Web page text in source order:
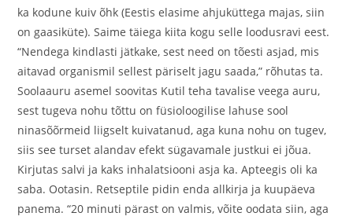
ka kodune kuiv õhk (Eestis elasime ahjuküttega majas, siin
on gaasiküte). Saime täiega kiita kogu selle loodusravi eest.
“Nendega kindlasti jätkake, sest need on tõesti asjad, mis
aitavad organismil sellest päriselt jagu saada,” rõhutas ta.
Soolaauru asemel soovitas Kutil teha tavalise veega auru,
sest tugeva nohu tõttu on füsioloogilise lahuse sool
ninasõõrmeid liigselt kuivatanud, aga kuna nohu on tugev,
siis see turset alandav efekt sügavamale justkui ei jõua.
Kirjutas salvi ja kaks inhalatsiooni asja ka. Apteegis oli ka
saba. Ootasin. Retseptile pidin enda allkirja ja kuupäeva
panema. “20 minuti pärast on valmis, võite oodata siin, aga